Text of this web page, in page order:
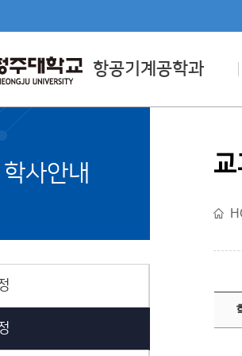
항공기계공학과
Department Directly
Managed By CJU
학사안내